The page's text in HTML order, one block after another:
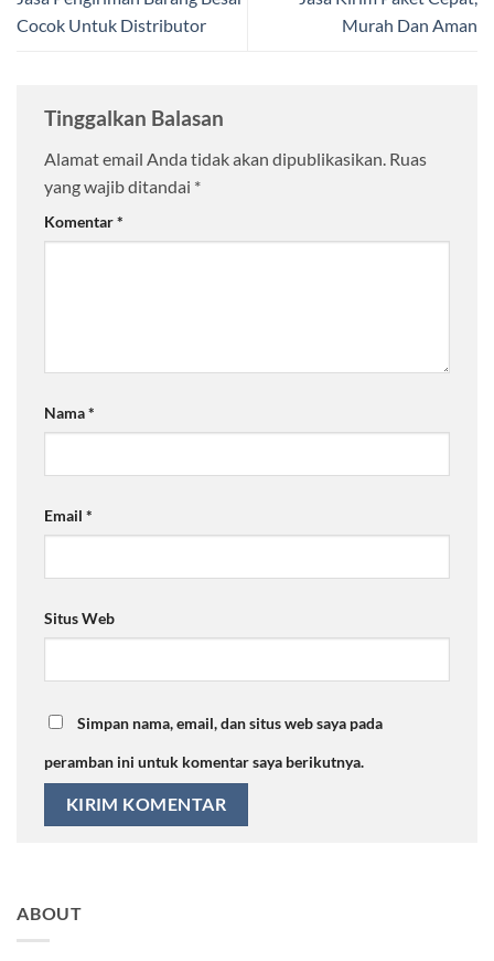
Cocok Untuk Distributor
Murah Dan Aman
Tinggalkan Balasan
Alamat email Anda tidak akan dipublikasikan. Ruas
yang wajib ditandai *
Komentar*
Nama*
Email *
Situs Web
Simpan nama, email, dan situs web saya pada
peramban ini untuk komentar saya berikutnya.
ABOUT